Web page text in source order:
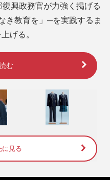
興政務官が力強く掲げる
き教育を」─を実践するま
げる。
む
に見る